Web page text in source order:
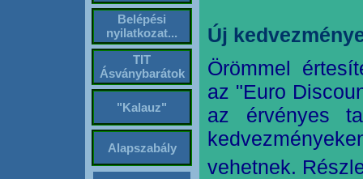
Belépési
nyilatkozat...
TIT
Ásványbarátok
"Kalauz"
Alapszabály
Új
Örömmel
az "Euro
az érvényes
vehetnek.